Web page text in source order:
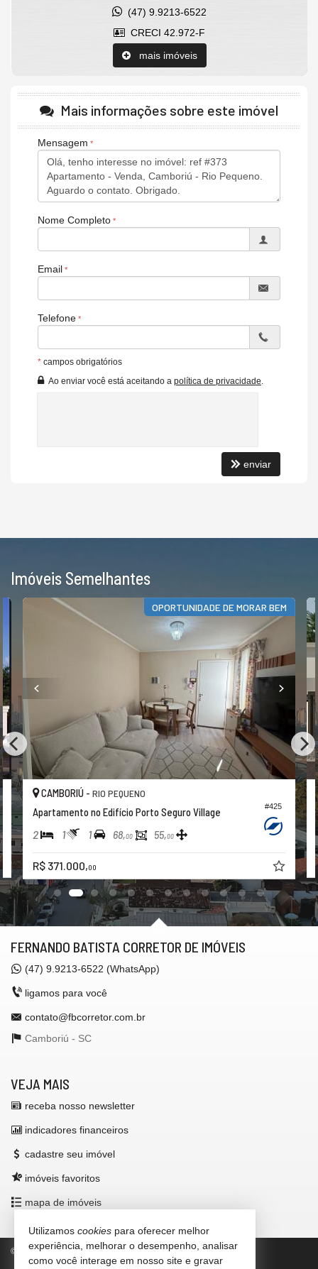
(47) 9.9213-6522
CRECI 42.972-F
mais imóveis
Mais informações sobre este imóvel
Mensagem
Nome Completo
Email
Telefone
* campos obrigatórios
Ao enviar você está aceitando a política de privacidade
enviar
Imóveis Semelhantes
OPORTUNIDADE DE MORAR BEM
#425
CAMBORIÚ - RIO PEQUENO
Apartamento no Edifício Porto Seguro Village
2 1 1 68,00 55,00
R$ 371.000,00
FERNANDO BATISTA CORRETOR DE IMÓVEIS
(47) 9.9213-6522 (WhatsApp)
ligamos para você
contato@fbcorretor.com.br
Camboriú - SC
VEJA MAIS
receba nosso newsletter
indicadores financeiros
cadastre seu imóvel
imóveis favoritos
mapa de imóveis
© 2026 CRECI/SC 42.972-F Política de Privacidade
Utilizamos cookies para oferecer melhor
experiência, melhorar o desempenho, analisar
como você interage em nosso site e gravar